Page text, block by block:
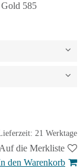
585
21 Werktage
Auf die Merkliste
den Warenkorb